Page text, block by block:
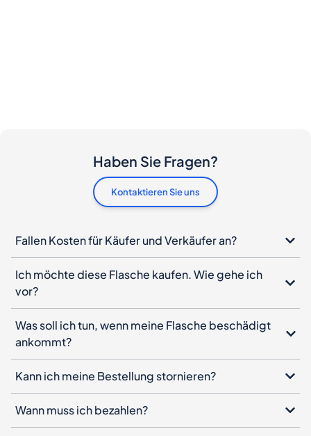
Haben Sie Fragen?
Kontaktieren Sie uns
Fallen Kosten für Käufer und Verkäufer an?
Ich möchte diese Flasche kaufen. Wie gehe ich
vor?
Was soll ich tun, wenn meine Flasche beschädigt
ankommt?
Kann ich meine Bestellung stornieren?
Wann muss ich bezahlen?